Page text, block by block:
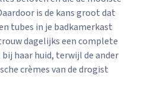
is de kans groot dat
tubes in je badkamerkast
dagelijks een complete
haar huid, terwijl de ander
crèmes van de drogist